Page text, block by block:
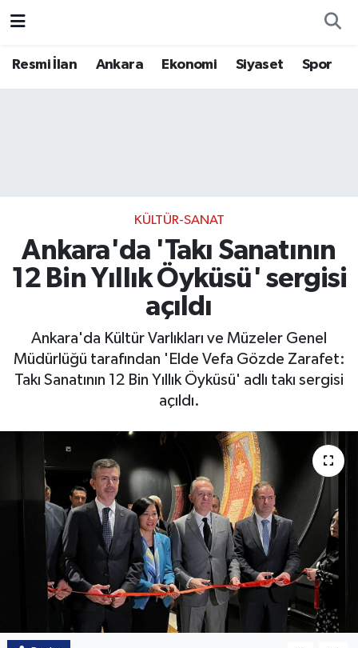
Resmi İlan Ankara Ekonomi Siyaset Spor
KÜLTÜR-SANAT
Ankara'da 'Takı Sanatının
12 Bin Yıllık Öyküsü' sergisi
açıldı
Ankara'da Kültür Varlıkları ve Müzeler Genel
Müdürlüğü tarafından 'Elde Vefa Gözde Zarafet:
Takı Sanatının 12 Bin Yıllık Öyküsü' adlı takı sergisi
açıldı.